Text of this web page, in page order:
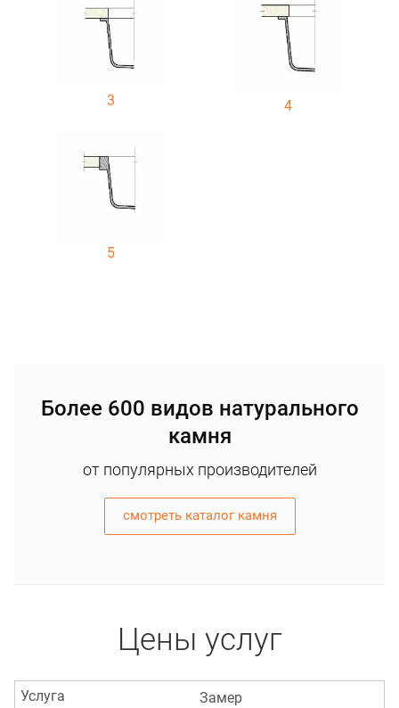
3 4
5
Более 600 видов натурального
камня
от популярных производителей
смотреть каталог камня
Цены услуг
Замер
Услуга